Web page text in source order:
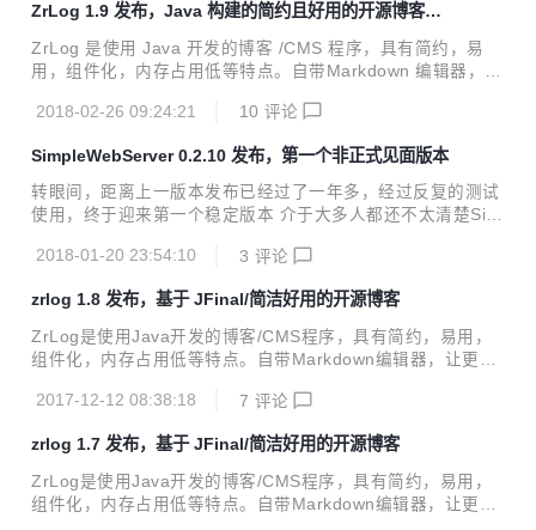
代码代码行数约5000行。不算多，静下来看半天后，基本就
能看清全貌了，数据库8张表，依赖的jar仅18个。打成war
后，仅7m 不简单 涉及的功能能完全胜任一个写博客人的需求
持，在线更新升级，数据库备份，图片云存储，全站静态资源
ZrLog 1.9 发布，Java 构建的简约且好用的开源博客程
序
ZrLog 是使用 Java 开发的博客 /CMS 程序，具有简约，易
用，组件化，内存占用低等特点。自带Markdown 编辑器，让
用上。 v1.5 以后版本可通过后台管理提供系统更新直接进行
ava源代码代码行数约5000行。不算多，静下来看半天后，基
本就能看清全貌了，数据库8张表，依赖的jar仅18个。打成wa
r后，仅7m（比wordpress还小，但是比其它PHP博客程序还
胜任一个写博客人的需求了，私有文章...
2018-02-26 09:24:21 10 评论
SimpleWebServer 0.2.10 发布，第一个非正式见面版本
转眼间，距离上一版本发布已经过了一年多，经过反复的测试
使用，终于迎来第一个稳定版本 介于大多人都还不太清楚Sim
下 SimpleWebServer 是一款使用Java基于NIO编写的超轻量
Web程序，但是迫于Java运行环境过于繁琐而迟迟没有下手，
那么现在除了SpringBoot，广大的Java程序员又多了一个选
择 轻量级 并不基于servlet，源代码仅3000行左右，jar包仅
程序能不能...
2018-01-20 23:54:10 3 评论
zrlog 1.8 发布，基于 JFinal/简洁好用的开源博客
ZrLog是使用Java开发的博客/CMS程序，具有简约，易用，
组件化，内存占用低等特点。自带Markdown编辑器，让更多
上。 距离上一个版本的发布又是半年了，这个版本主要是修复
等 v1.5以后版本可通过后台管理提供系统更新直接进行升级，
无需下载war手动合并覆盖，重启 功能 1.提供日志，分类，标
签，评论的管理 2.支持插件模式 如何编写一个zrlog插件 3.高
2017-12-12 08:38:18 7 评论
zrlog 1.7 发布，基于 JFinal/简洁好用的开源博客
ZrLog是使用Java开发的博客/CMS程序，具有简约，易用，
组件化，内存占用低等特点。自带Markdown编辑器，让更多